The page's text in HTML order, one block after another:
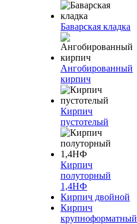
Баварская кладка
Ангобированный
кирпич
Кирпич
пустотелый
Кирпич
полуторный
1,4НФ
Кирпич двойной
Кирпич
крупноформатный